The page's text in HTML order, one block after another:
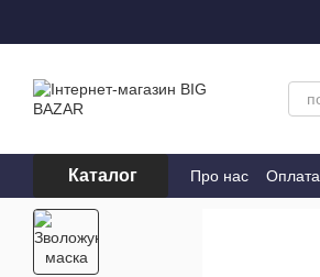
Каталог Про нас Оплата